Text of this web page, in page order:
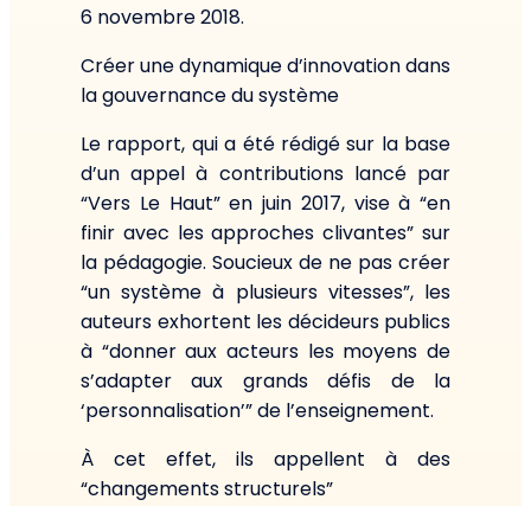
6 novembre 2018.
Créer une dynamique d’innovation dans
la gouvernance du système
Le rapport, qui a été rédigé sur la base
d’un appel à contributions lancé par
“Vers Le Haut” en juin 2017, vise à “en
finir avec les approches clivantes” sur
la pédagogie. Soucieux de ne pas créer
“un système à plusieurs vitesses”, les
auteurs exhortent les décideurs publics
à “donner aux acteurs les moyens de
s’adapter aux grands défis de la
‘personnalisation’” de l’enseignement.
À cet effet, ils appellent à des
“changements structurels”